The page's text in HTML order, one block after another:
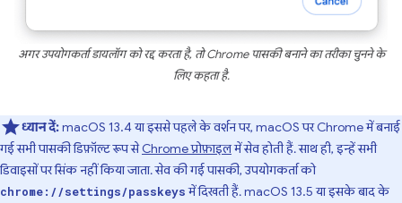
अगर उपयोगकर्ता डायलॉग को रद्द करता है, तो Chrome पासकी बनाने का तरीका चुनने के
लिए कहता है.
ध्यान दें:macOS 13.4 या इससे पहले के वर्शन पर, macOS पर Chrome में बनाई
गई सभी पासकी डिफ़ॉल्ट रूप सेChrome प्रोफ़ाइलमें सेव होती हैं. साथ ही, इन्हें सभी
डिवाइसों पर सिंक नहीं किया जाता. सेव की गई पासकी, उपयोगकर्ता को
chrome://settings/passkeysमें दिखती हैं. macOS 13.5 या इसके बाद के